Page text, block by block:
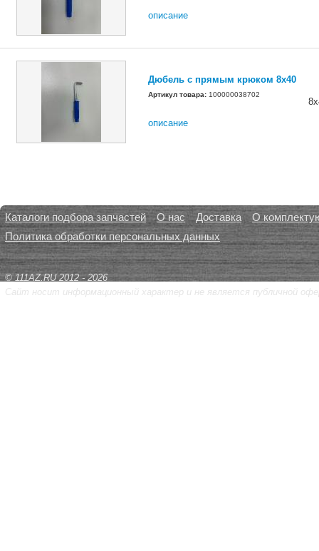
описание
Дюбель с прямым крюком 8х40
Артикул товара: 100000038702
описание
Каталоги подбора запчастей О нас Доставка
О
Политика обработки персональных данных
© 111AZ.RU 2012 - 2026
Сайт носит информационный характер и не является публичной